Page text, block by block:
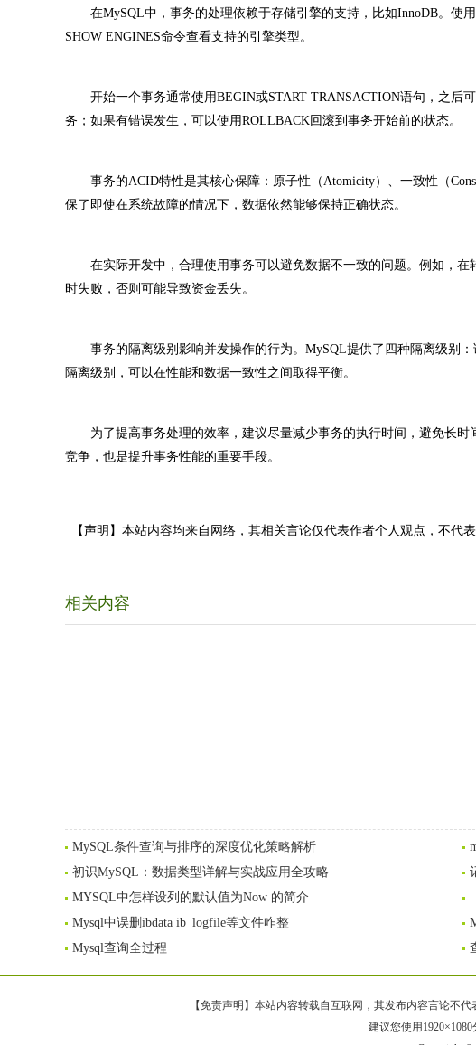
在MySQL中，事务的处理依赖于存储引擎的支持，比如InnoDB。使
SHOW ENGINES命令查看支持的引擎类型。
开始一个事务通常使用BEGIN或START TRANSACTION语句，之后
务；如果有错误发生，可以使用ROLLBACK回滚到事务开始前的状态。
事务的ACID特性是其核心保障：原子性（Atomicity）、一致性（
保了即使在系统故障的情况下，数据依然能够保持正确状态。
在实际开发中，合理使用事务可以避免数据不一致的问题。例如，在
时失败，否则可能导致资金丢失。
事务的隔离级别影响并发操作的行为。MySQL提供了四种隔离级别：
隔离级别，可以在性能和数据一致性之间取得平衡。
为了提高事务处理的效率，建议尽量减少事务的执行时间，避免长时
竞争，也是提升事务性能的重要手段。
【声明】本站内容均来自网络，其相关言论仅代表作者个人观点，不
相关内容
MySQL条件查询与排序的深度优化策略解析
初识MySQL：数据类型详解与实战应用全攻略
MYSQL中怎样设列的默认值为Now 的简介
Mysql中误删ibdata ib_logfile等文件咋整
Mysql查询全过程
【免责声明】本站内容转载自互联网，其发布内容言论不
建议您使用